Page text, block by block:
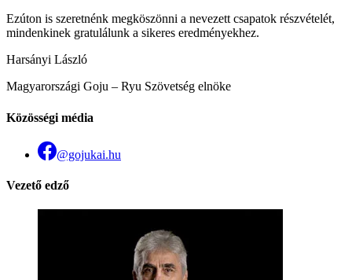
Ezúton is szeretnénk megköszönni a nevezett csapatok részvételét,
mindenkinek gratulálunk a sikeres eredményekhez.
Harsányi László
Magyarországi Goju – Ryu Szövetség elnöke
Közösségi média
@gojukai.hu
Vezető edző